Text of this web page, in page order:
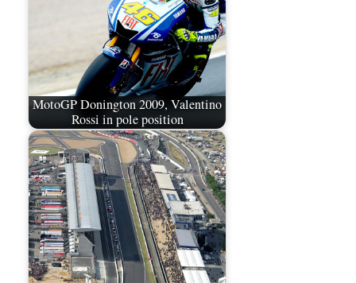
MotoGP Donington 2009, Valentino
Rossi in pole position